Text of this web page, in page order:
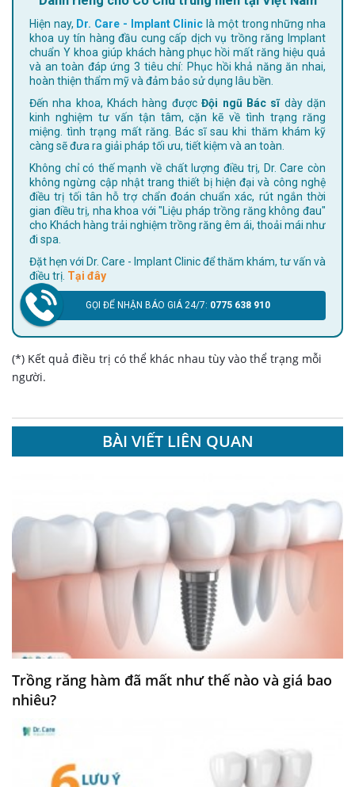
Hiện nay, Dr. Care - Implant Clinic là một trong những nha
khoa uy tín hàng đầu cung cấp dịch vụ trồng răng Implant
chuẩn Y khoa giúp khách hàng phục hồi mất răng hiệu quả
và an toàn đáp ứng 3 tiêu chí: Phục hồi khả năng ăn nhai,
hoàn thiện thẩm mỹ và đảm bảo sử dụng lâu bền.
Đến nha khoa, Khách hàng đượcĐội ngũ Bác sĩdày dặn
kinh nghiệm tư vấn tận tâm, cặn kẽ về tình trạng răng
miệng. tình trạng mất răng. Bác sĩ sau khi thăm khám kỹ
càng sẽ đưa ra giải pháp tối ưu, tiết kiệm và an toàn.
Không chỉ có thế mạnh về chất lượng điều trị, Dr. Care còn
không ngừng cập nhật trang thiết bị hiện đại và công nghệ
điều trị tối tân hỗ trợ chẩn đoán chuẩn xác, rút ngắn thời
gian điều trị, nha khoa với "Liệu pháp trồng răng không đau"
cho Khách hàng trải nghiệm trồng răng êm ái, thoải mái như
đi spa.
Đặt hẹn với Dr. Care - Implant Clinic để thăm khám, tư vấn và
điều trị. Tại đây
GỌI ĐỂ NHẬN BÁO GIÁ 24/7: 0775 638 910
(*) Kết quả điều trị có thể khác nhau tùy vào thể trạng mỗi
người.
BÀI VIẾT LIÊN QUAN
Trồng răng hàm đã mất như thế nào và giá bao
nhiêu?